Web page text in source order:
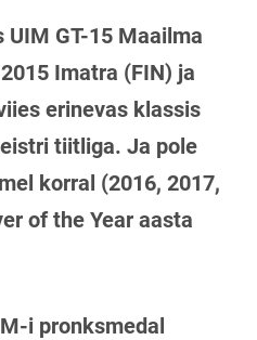
UIM GT-15 Maailma
Imatra (FIN) ja
erinevas klassis
tiitliga. Ja pole
korral (2016, 2017,
of the Year aasta
i pronksmedal